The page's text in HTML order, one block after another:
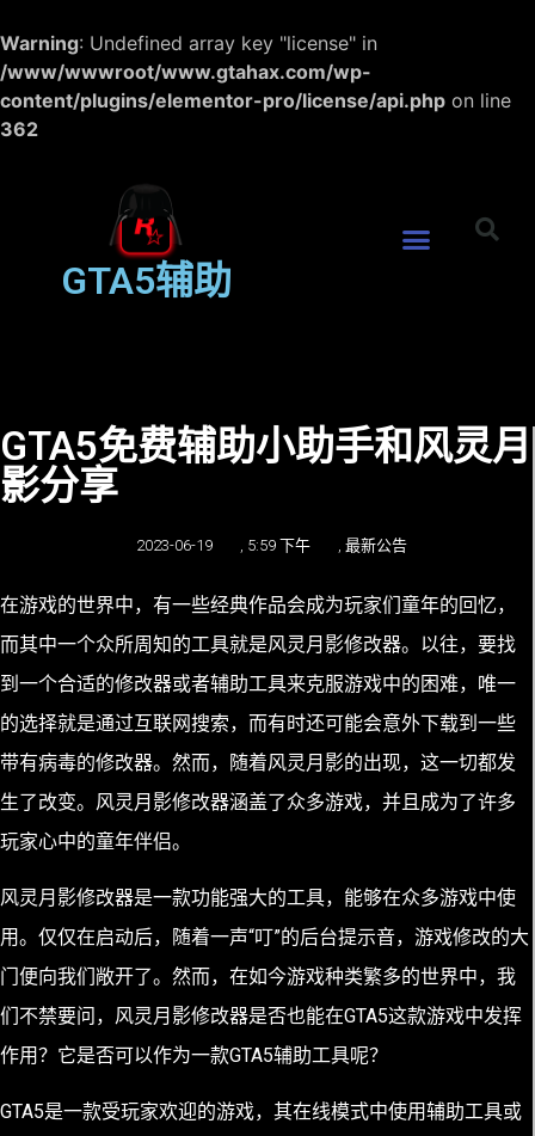
Warning: Undefined array key "license" in
/www/wwwroot/www.gtahax.com/wp-
content/plugins/elementor-pro/license/api.php on line
362
GTA5辅助
GTA5免费辅助小助手和风灵月
影分享
2023-06-19 5:59 下午 最新公告
在游戏的世界中，有一些经典作品会成为玩家们童年的回忆，
而其中一个众所周知的工具就是风灵月影修改器。以往，要找
到一个合适的修改器或者辅助工具来克服游戏中的困难，唯一
的选择就是通过互联网搜索，而有时还可能会意外下载到一些
带有病毒的修改器。然而，随着风灵月影的出现，这一切都发
生了改变。风灵月影修改器涵盖了众多游戏，并且成为了许多
玩家心中的童年伴侣。
风灵月影修改器是一款功能强大的工具，能够在众多游戏中使
用。仅仅在启动后，随着一声“叮”的后台提示音，游戏修改的大
门便向我们敞开了。然而，在如今游戏种类繁多的世界中，我
们不禁要问，风灵月影修改器是否也能在GTA5这款游戏中发挥
作用？它是否可以作为一款GTA5辅助工具呢？
GTA5是一款受玩家欢迎的游戏，其在线模式中使用辅助工具或